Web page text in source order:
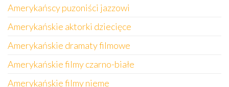
Amerykańscy puzoniści jazzowi
Amerykańskie aktorki dziecięce
Amerykańskie dramaty filmowe
Amerykańskie filmy czarno-białe
Amerykańskie filmy nieme